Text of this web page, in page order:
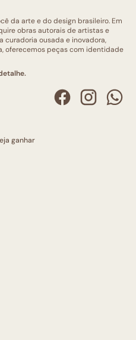
da arte e do design brasileiro. Em
obras autorais de artistas e
curadoria ousada e inovadora,
oferecemos peças com identidade
ganhar